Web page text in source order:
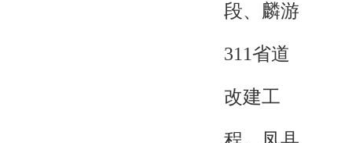
段、麟游
311省道
改建工